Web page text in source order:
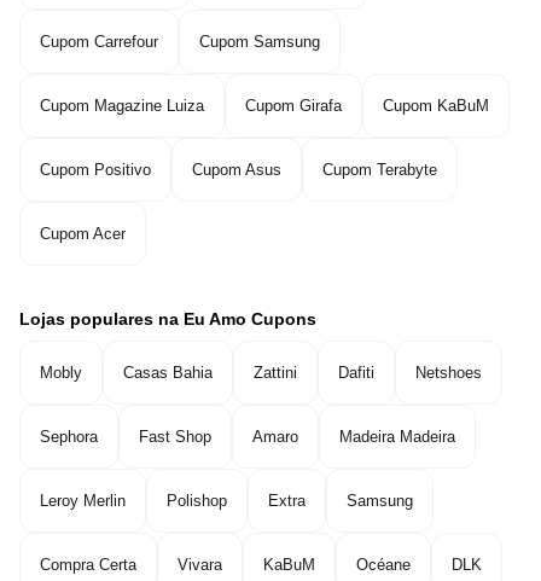
Cupom Carrefour Cupom Samsung
Cupom Magazine Luiza Cupom Girafa Cupom KaBuM
Cupom Positivo Cupom Asus Cupom Terabyte
Cupom Acer
Lojas populares na Eu Amo Cupons
Mobly Casas Bahia Zattini Dafiti Netshoes
Sephora Fast Shop Amaro Madeira Madeira
Leroy Merlin Polishop Extra Samsung
Compra Certa Vivara KaBuM Océane DLK